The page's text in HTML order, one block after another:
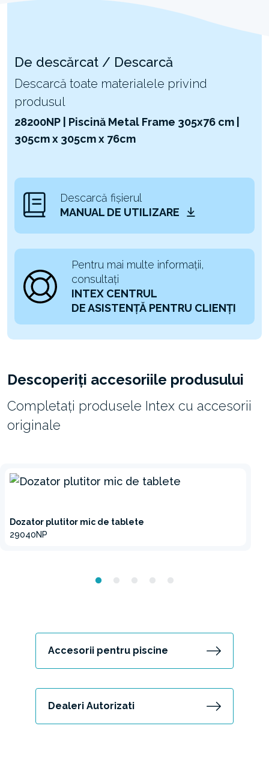
De descărcat / Descarcă
Descarcă toate materialele privind
produsul
28200NP | Piscină Metal Frame 305x76 cm |
305cm x 305cm x 76cm
Descarcă fișierul
MANUAL DE UTILIZARE
Pentru mai multe informații,
consultați
INTEX CENTRUL
DE ASISTENȚĂ PENTRU CLIENȚI
Descoperiți accesoriile produsului
Completați produsele Intex cu accesorii
originale
Dozator plutitor mic de tablete
29040NP
Accesorii pentru piscine
Dealeri Autorizati